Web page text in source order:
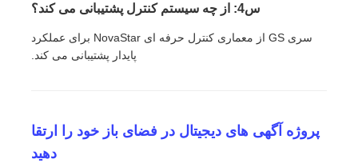
س4: از چه سیستم کنترل پشتیبانی می کند؟
سری GS از معماری کنترل حرفه ای NovaStar برای عملکرد
پایدار پشتیبانی می کند.
پروژه آگهی های دیجیتال در فضای باز خود را ارتقا
دهید